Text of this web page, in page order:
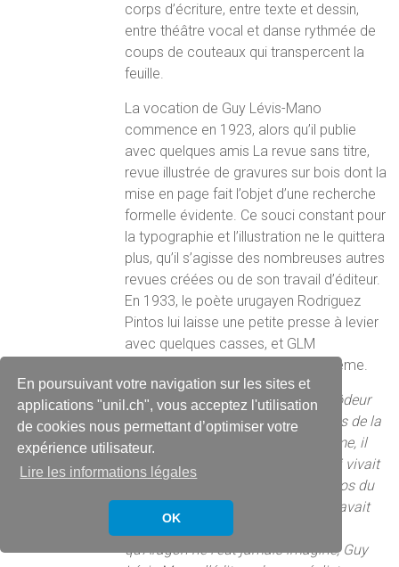
En poursuivant votre navigation sur les sites et
applications "unil.ch", vous acceptez l'utilisation
de cookies nous permettant d’optimiser votre
expérience utilisateur.
Lire les informations légales
OK
corps d’écriture, entre texte et dessin,
entre théâtre vocal et danse rythmée de
coups de couteaux qui transpercent la
feuille.
La vocation de Guy Lévis-Mano
commence en 1923, alors qu’il publie
avec quelques amis La revue sans titre,
revue illustrée de gravures sur bois dont la
mise en page fait l’objet d’une recherche
formelle évidente. Ce souci constant pour
la typographie et l’illustration ne le quittera
plus, qu’il s’agisse des nombreuses autres
revues créées ou de son travail d’éditeur.
En 1933, le poète urugayen Rodriguez
Pintos lui laisse une petite presse à levier
avec quelques casses, et GLM
commence alors à imprimer lui-même.
« […] Puis, il y avait Aragon, alors rôdeur
familier des passages et des ruelles de la
capitale. Dans son livre sur ce thème, il
avait oublié le poète-imprimeur qui vivait
avec sa chienne Elsa dans un enclos du
quatorzième arrondissement où il avait
son atelier. Paysan de Paris plus
qu’Aragon ne l’eût jamais imaginé, Guy